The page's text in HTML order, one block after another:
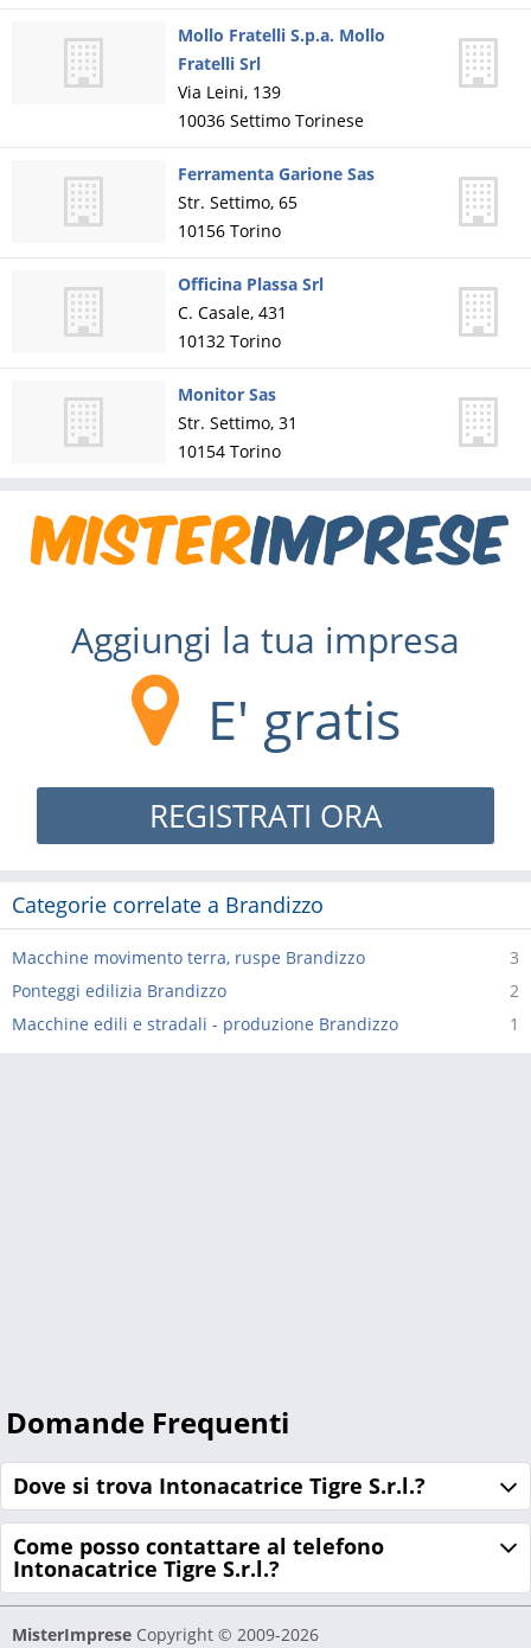
Mollo Fratelli S.p.a. Mollo
Fratelli Srl
Via Leini, 139
10036 Settimo Torinese
Ferramenta Garione Sas
Str. Settimo, 65
10156 Torino
Officina Plassa Srl
C. Casale, 431
10132 Torino
Monitor Sas
Str. Settimo, 31
10154 Torino
Aggiungi la tua impresa
E' gratis
REGISTRATI ORA
Categorie correlate a Brandizzo
3
Macchine movimento terra, ruspe Brandizzo
2
Ponteggi edilizia Brandizzo
1
Macchine edili e stradali - produzione Brandizzo
Domande Frequenti
Dove si trova Intonacatrice Tigre S.r.l.?
Come posso contattare al telefono
Intonacatrice Tigre S.r.l.?
MisterImprese Copyright © 2009-2026